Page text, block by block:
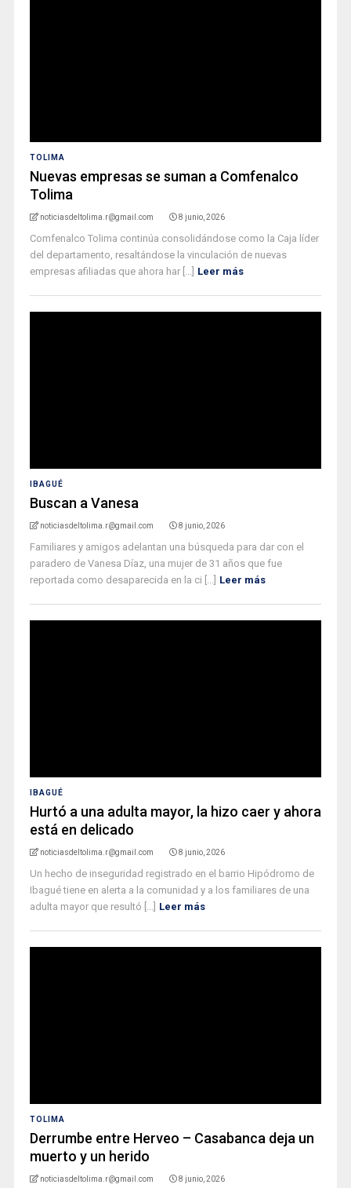
TOLIMA
Nuevas empresas se suman a Comfenalco
Tolima
noticiasdeltolima.r@gmail.com 8 junio, 2026
Comfenalco Tolima continúa consolidándose como la Caja líder
del departamento, resaltándose la vinculación de nuevas
empresas afiliadas que ahora har [...] Leer más
IBAGUÉ
Buscan a Vanesa
noticiasdeltolima.r@gmail.com 8 junio, 2026
Familiares y amigos adelantan una búsqueda para dar con el
paradero de Vanesa Díaz, una mujer de 31 años que fue
reportada como desaparecida en la ci [...] Leer más
IBAGUÉ
Hurtó a una adulta mayor, la hizo caer y ahora
está en delicado
noticiasdeltolima.r@gmail.com 8 junio, 2026
Un hecho de inseguridad registrado en el barrio Hipódromo de
Ibagué tiene en alerta a la comunidad y a los familiares de una
adulta mayor que resultó [...] Leer más
TOLIMA
Derrumbe entre Herveo – Casabanca deja un
muerto y un herido
noticiasdeltolima.r@gmail.com 8 junio, 2026